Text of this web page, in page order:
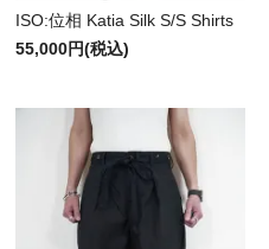
ISO:位相 Katia Silk S/S Shirts
55,000円(税込)